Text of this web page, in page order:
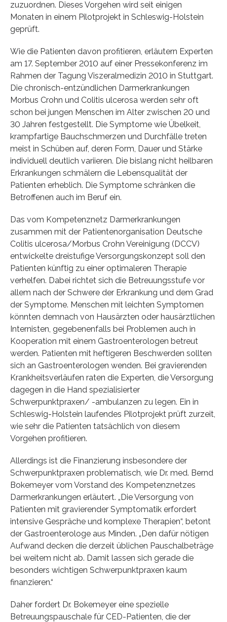
zuzuordnen. Dieses Vorgehen wird seit einigen
Monaten in einem Pilotprojekt in Schleswig-Holstein
geprüft.
Wie die Patienten davon profitieren, erläutern Experten
am 17. September 2010 auf einer Pressekonferenz im
Rahmen der Tagung Viszeralmedizin 2010 in Stuttgart.
Die chronisch-entzündlichen Darmerkrankungen
Morbus Crohn und Colitis ulcerosa werden sehr oft
schon bei jungen Menschen im Alter zwischen 20 und
30 Jahren festgestellt. Die Symptome wie Übelkeit,
krampfartige Bauchschmerzen und Durchfälle treten
meist in Schüben auf, deren Form, Dauer und Stärke
individuell deutlich variieren. Die bislang nicht heilbaren
Erkrankungen schmälern die Lebensqualität der
Patienten erheblich. Die Symptome schränken die
Betroffenen auch im Beruf ein.
Das vom Kompetenznetz Darmerkrankungen
zusammen mit der Patientenorganisation Deutsche
Colitis ulcerosa/Morbus Crohn Vereinigung (DCCV)
entwickelte dreistufige Versorgungskonzept soll den
Patienten künftig zu einer optimaleren Therapie
verhelfen. Dabei richtet sich die Betreuungsstufe vor
allem nach der Schwere der Erkrankung und dem Grad
der Symptome. Menschen mit leichten Symptomen
könnten demnach von Hausärzten oder hausärztlichen
Internisten, gegebenenfalls bei Problemen auch in
Kooperation mit einem Gastroenterologen betreut
werden. Patienten mit heftigeren Beschwerden sollten
sich an Gastroenterologen wenden. Bei gravierenden
Krankheitsverläufen raten die Experten, die Versorgung
dagegen in die Hand spezialisierter
Schwerpunktpraxen/ -ambulanzen zu legen. Ein in
Schleswig-Holstein laufendes Pilotprojekt prüft zurzeit,
wie sehr die Patienten tatsächlich von diesem
Vorgehen profitieren.
Allerdings ist die Finanzierung insbesondere der
Schwerpunktpraxen problematisch, wie Dr. med. Bernd
Bokemeyer vom Vorstand des Kompetenznetzes
Darmerkrankungen erläutert. „Die Versorgung von
Patienten mit gravierender Symptomatik erfordert
intensive Gespräche und komplexe Therapien“, betont
der Gastroenterologe aus Minden. „Den dafür nötigen
Aufwand decken die derzeit üblichen Pauschalbeträge
bei weitem nicht ab. Damit lassen sich gerade die
besonders wichtigen Schwerpunktpraxen kaum
finanzieren.“
Daher fordert Dr. Bokemeyer eine spezielle
Betreuungspauschale für CED-Patienten, die der